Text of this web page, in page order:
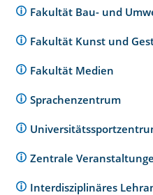
Fakultät Bau- und
Fakultät Kunst und
Fakultät Medien
Sprachenzentrum
Zentrale
Interdisziplinäres